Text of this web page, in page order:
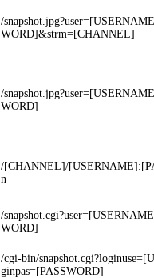
/
WORD]&strm=[CHANNEL]
/
WORD]
/[CHANNEL]/
n
/
WORD]
/cgi-bin/
ginpas=[PASSWORD]